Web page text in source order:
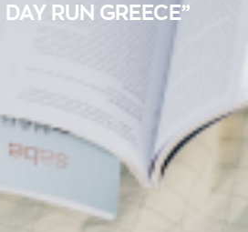
RUN GREECE”